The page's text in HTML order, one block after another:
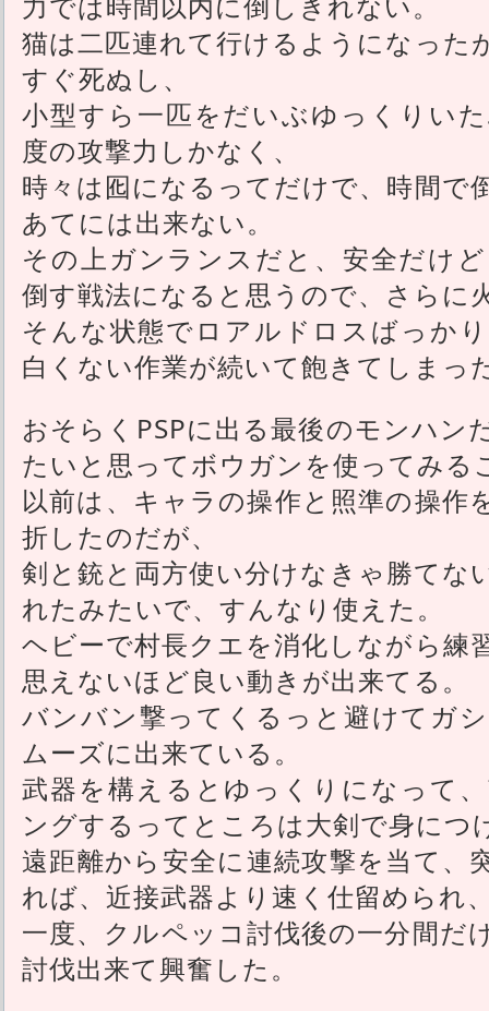
猫は二匹連れて行けるようになった
すぐ死ぬし、
小型すら一匹をだいぶゆっくりい
度の攻撃力しかなく、
時々は囮になるってだけで、時間で
あてには出来ない。
その上ガンランスだと、安全だけ
倒す戦法になると思うので、さらに
そんな状態でロアルドロスばっか
白くない作業が続いて飽きてしまっ
おそらくPSPに出る最後のモンハン
たいと思ってボウガンを使ってみる
以前は、キャラの操作と照準の操作
折したのだが、
剣と銃と両方使い分けなきゃ勝てな
れたみたいで、すんなり使えた。
ヘビーで村長クエを消化しながら練
思えないほど良い動きが出来てる。
バンバン撃ってくるっと避けてガ
ムーズに出来ている。
武器を構えるとゆっくりになって
ングするってところは大剣で身につ
遠距離から安全に連続攻撃を当て、
れば、近接武器より速く仕留められ
一度、クルペッコ討伐後の一分間だ
討伐出来て興奮した。